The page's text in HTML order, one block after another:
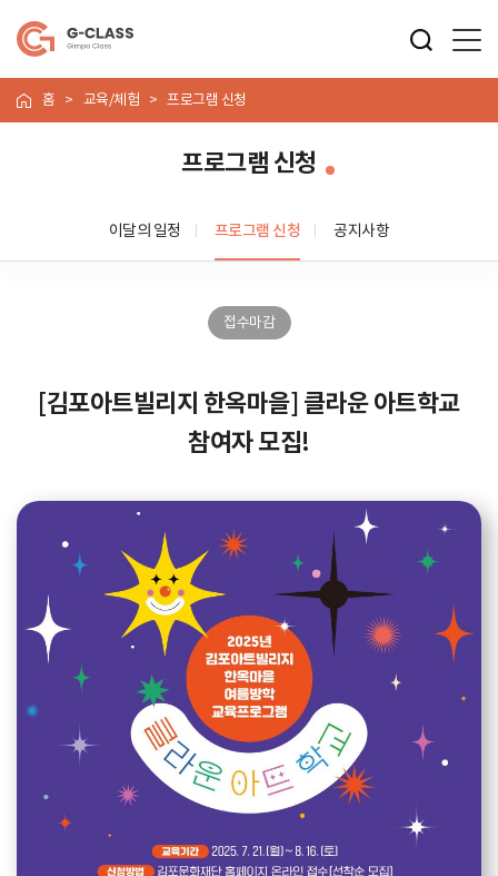
홈 교육/체험 프로그램 신청
프로그램 신청
이달의 일정 프로그램 신청 공지사항
접수마감
[김포아트빌리지 한옥마을] 클라운 아트학교
참여자 모집!